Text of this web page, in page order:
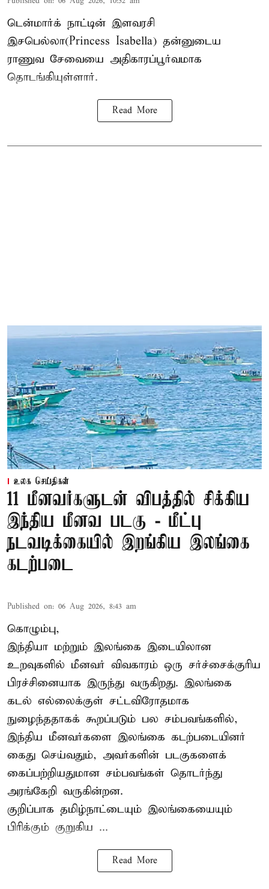
டென்மார்க் நாட்டின் இளவரசி
இசபெல்லா(Princess Isabella) தன்னுடைய
ராணுவ சேவையை அதிகாரப்பூர்வமாக
தொடங்கியுள்ளார்.
Read More
உலக செய்திகள்
11 மீனவர்களுடன் விபத்தில் சிக்கிய
இந்திய மீனவ படகு - மீட்பு
நடவடிக்கையில் இறங்கிய இலங்கை
கடற்படை
Published on: 06 Aug 2026, 8:43 am
கொழும்பு,
இந்தியா மற்றும் இலங்கை இடையிலான
உறவுகளில் மீனவர் விவகாரம் ஒரு சர்ச்சைக்குரிய
பிரச்சினையாக இருந்து வருகிறது. இலங்கை
கடல் எல்லைக்குள் சட்டவிரோதமாக
நுழைந்ததாகக் கூறப்படும் பல சம்பவங்களில்,
இந்திய மீனவர்களை இலங்கை கடற்படையினர்
கைது செய்வதும், அவர்களின் படகுகளைக்
கைப்பற்றியதுமான சம்பவங்கள் தொடர்ந்து
அரங்கேறி வருகின்றன.
குறிப்பாக தமிழ்நாட்டையும் இலங்கையையும்
பிரிக்கும் குறுகிய ...
Read More